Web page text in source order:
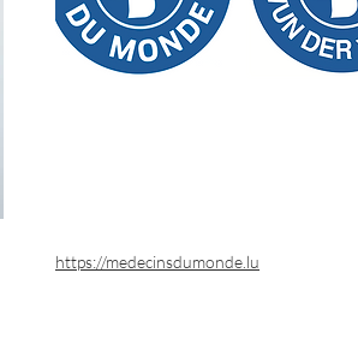
https://medecinsdumonde.lu